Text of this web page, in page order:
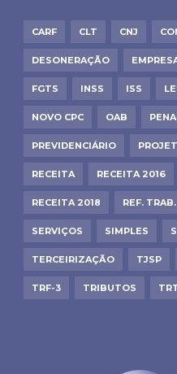
CARF CLT CNJ
DESONERAÇÃO
FGTS INSS ISS
NOVO CPC OAB
PREVIDENCIÁRIO
RECEITA RECEITA 2016
RECEITA 2018 REF. TRAB.
SERVIÇOS SIMPLES
TERCEIRIZAÇÃO TJSP
TRF-3 TRIBUTOS